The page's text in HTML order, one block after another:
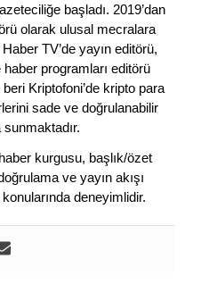
başladı. 2019’dan
olarak ulusal mecralara
TV’de yayın editörü,
haber programları editörü
Kriptofoni’de kripto para
sade ve doğrulanabilir
kurgusu, başlık/özet
ve yayın akışı
deneyimlidir.